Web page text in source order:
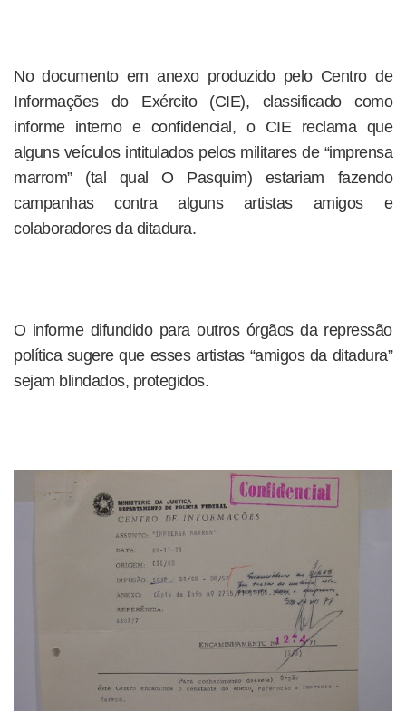
No documento em anexo produzido pelo Centro de
Informações do Exército (CIE), classificado como
informe interno e confidencial, o CIE reclama que
alguns veículos intitulados pelos militares de “imprensa
marrom” (tal qual O Pasquim) estariam fazendo
campanhas contra alguns artistas amigos e
colaboradores da ditadura.
O informe difundido para outros órgãos da repressão
política sugere que esses artistas “amigos da ditadura”
sejam blindados, protegidos.